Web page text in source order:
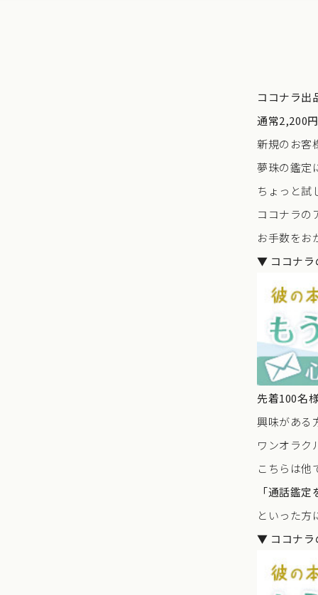
ココナラ出
通常2,200円
新規のお客
夢珠の鑑定
ちょっと試
ココナラの
お手数をお
▼ ココナラ
先着100名
興味がある
ワンオラク
こちらは他
「通話鑑
といった方
▼ ココナラ